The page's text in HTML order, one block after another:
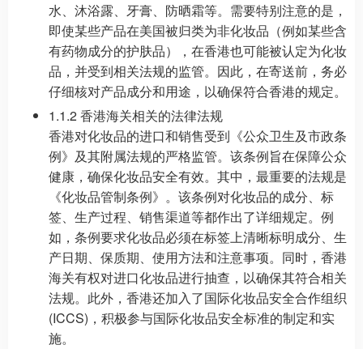
水、沐浴露、牙膏、防晒霜等。需要特别注意的是，
即使某些产品在美国被归类为非化妆品（例如某些含
有药物成分的护肤品），在香港也可能被认定为化妆
品，并受到相关法规的监管。因此，在寄送前，务必
仔细核对产品成分和用途，以确保符合香港的规定。
1.1.2 香港海关相关的法律法规
香港对化妆品的进口和销售受到《公众卫生及市政条
例》及其附属法规的严格监管。该条例旨在保障公众
健康，确保化妆品安全有效。其中，最重要的法规是
《化妆品管制条例》。该条例对化妆品的成分、标
签、生产过程、销售渠道等都作出了详细规定。例
如，条例要求化妆品必须在标签上清晰标明成分、生
产日期、保质期、使用方法和注意事项。同时，香港
海关有权对进口化妆品进行抽查，以确保其符合相关
法规。此外，香港还加入了国际化妆品安全合作组织
(ICCS)，积极参与国际化妆品安全标准的制定和实
施。